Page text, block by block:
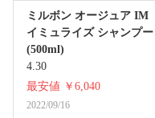
ミルボン オージュア IM
イミュライズ シャンプー
(500ml)
4.30
最安値 ￥6,040
2022/09/16